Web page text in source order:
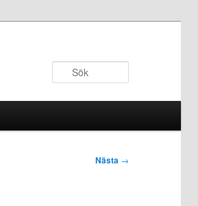
Nästa →